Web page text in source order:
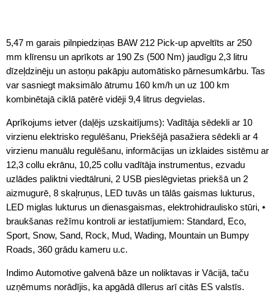
5,47 m garais pilnpiedziņas BAW 212 Pick-up apveltīts ar 250
mm klīrensu un aprīkots ar 190 Zs (500 Nm) jaudīgu 2,3 litru
dīzeļdzinēju un astoņu pakāpju automātisko pārnesumkārbu. Tas
var sasniegt maksimālo ātrumu 160 km/h un uz 100 km
kombinētajā ciklā patērē vidēji 9,4 litrus degvielas.
Aprīkojums ietver (daļējs uzskaitījums): Vadītāja sēdekli ar 10
virzienu elektrisko regulēšanu, Priekšējā pasažiera sēdekli ar 4
virzienu manuālu regulēšanu, informācijas un izklaides sistēmu ar
12,3 collu ekrānu, 10,25 collu vadītāja instrumentus, ezvadu
uzlādes paliktni viedtālruni, 2 USB pieslēgvietas priekšā un 2
aizmugurē, 8 skaļruņus, LED tuvās un tālās gaismas lukturus,
LED miglas lukturus un dienasgaismas, elektrohidraulisko stūri, •
braukšanas režīmu kontroli ar iestatījumiem: Standard, Eco,
Sport, Snow, Sand, Rock, Mud, Wading, Mountain un Bumpy
Roads, 360 grādu kameru u.c.
Indimo Automotive galvenā bāze un noliktavas ir Vācijā, taču
uzņēmums norādījis, ka apgādā dīlerus arī citās ES valstīs.